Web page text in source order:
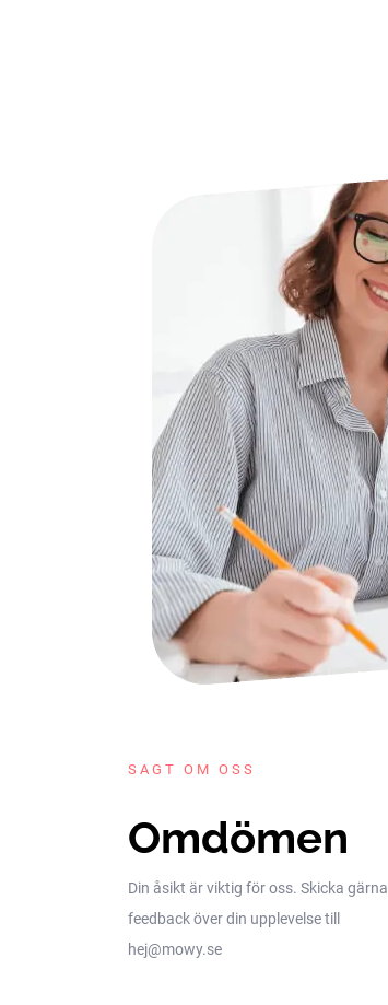
SAGT OM OSS
Omdömen
Din åsikt är viktig för oss. Skicka gärna
feedback över din upplevelse till
hej@mowy.se